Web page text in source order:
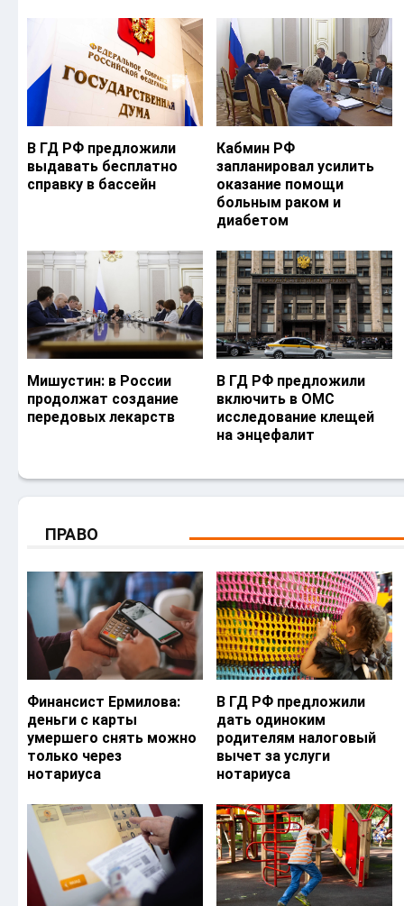
В ГД РФ предложили
выдавать бесплатно
справку в бассейн
Кабмин РФ
запланировал усилить
оказание помощи
больным раком и
диабетом
Мишустин: в России
продолжат создание
передовых лекарств
В ГД РФ предложили
включить в ОМС
исследование клещей
на энцефалит
ПРАВО
Финансист Ермилова:
деньги с карты
умершего снять можно
только через
нотариуса
В ГД РФ предложили
дать одиноким
родителям налоговый
вычет за услуги
нотариуса